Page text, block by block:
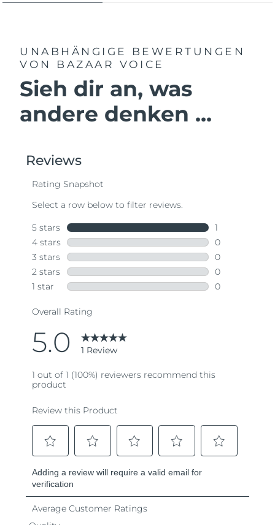
UNABHÄNGIGE BEWERTUNGEN
VON BAZAAR VOICE
Sieh dir an, was
andere denken ...